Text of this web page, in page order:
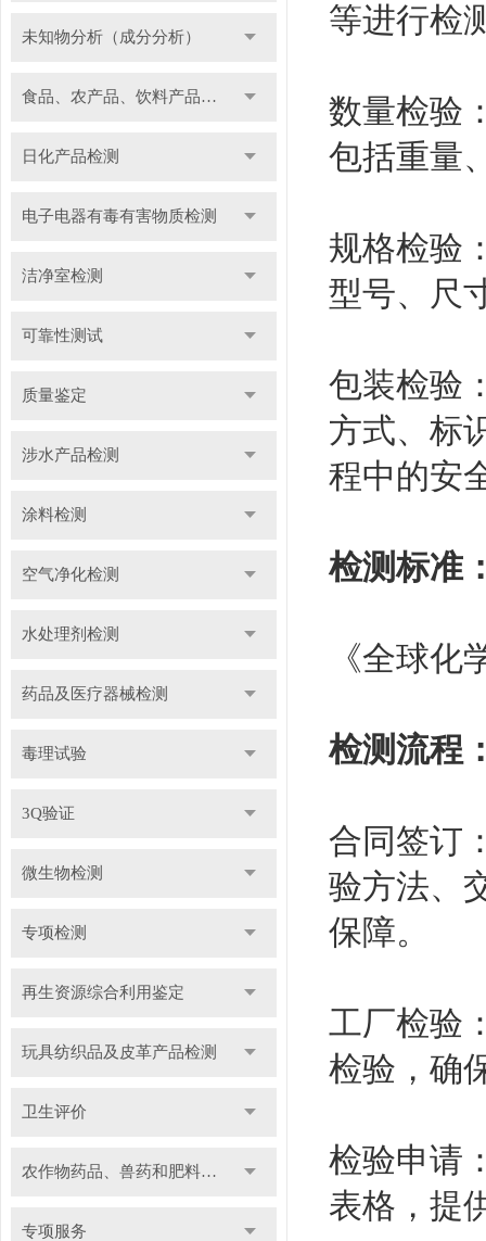
未知物分析（成分分析）
食品、农产品、饮料产品检测
日化产品检测
电子电器有毒有害物质检测
洁净室检测
可靠性测试
质量鉴定
涉水产品检测
涂料检测
空气净化检测
水处理剂检测
药品及医疗器械检测
毒理试验
3Q验证
微生物检测
专项检测
再生资源综合利用鉴定
玩具纺织品及皮革产品检测
卫生评价
农作物药品、兽药和肥料检测
专项服务
等进行检
数量检验
包括重量
规格检验
型号、尺
包装检验
方式、标
程中的安
检测标准
《全球化
检测流程
合同签订
验方法、
保障。
工厂检验
检验，确
检验申请
表格，提